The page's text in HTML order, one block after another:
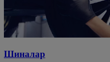
Шиналар